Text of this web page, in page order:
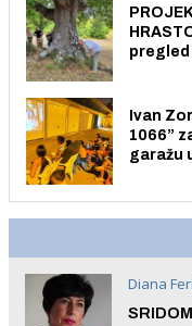
Ivan
1066”
garažu
Diana